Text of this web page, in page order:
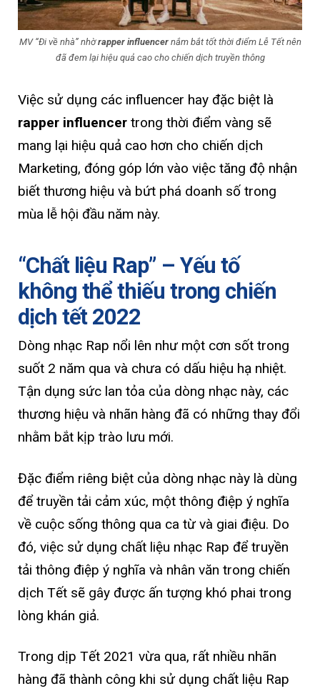
MV “Đi về nhà” nhờrapper influencernắm bắt tốt thời điểm Lễ Tết nên
đã đem lại hiệu quả cao cho chiến dịch truyền thông
Việc sử dụng các influencer hay đặc biệt là
rapper influencer trong thời điểm vàng sẽ
mang lại hiệu quả cao hơn cho chiến dịch
Marketing, đóng góp lớn vào việc tăng độ nhận
biết thương hiệu và bứt phá doanh số trong
mùa lễ hội đầu năm này.
“Chất liệu Rap” – Yếu tố
không thể thiếu trong chiến
dịch tết 2022
Dòng nhạc Rap nổi lên như một cơn sốt trong
suốt 2 năm qua và chưa có dấu hiệu hạ nhiệt.
Tận dụng sức lan tỏa của dòng nhạc này, các
thương hiệu và nhãn hàng đã có những thay đổi
nhằm bắt kịp trào lưu mới.
Đặc điểm riêng biệt của dòng nhạc này là dùng
để truyền tải cảm xúc, một thông điệp ý nghĩa
về cuộc sống thông qua ca từ và giai điệu. Do
đó, việc sử dụng chất liệu nhạc Rap để truyền
tải thông điệp ý nghĩa và nhân văn trong chiến
dịch Tết sẽ gây được ấn tượng khó phai trong
lòng khán giả.
Trong dịp Tết 2021 vừa qua, rất nhiều nhãn
hàng đã thành công khi sử dụng chất liệu Rap